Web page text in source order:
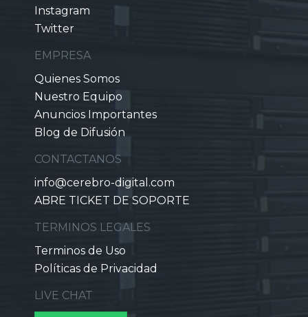
Instagram
Twitter
EMPRESA
Quienes Somos
Nuestro Equipo
Anuncios Importantes
Blog de Difusión
CONTACTANOS
info@cerebro-digital.com
ABRE TICKET DE SOPORTE
TERMINOS LEGALES
Terminos de Uso
Políticas de Privacidad
LIVE CHAT